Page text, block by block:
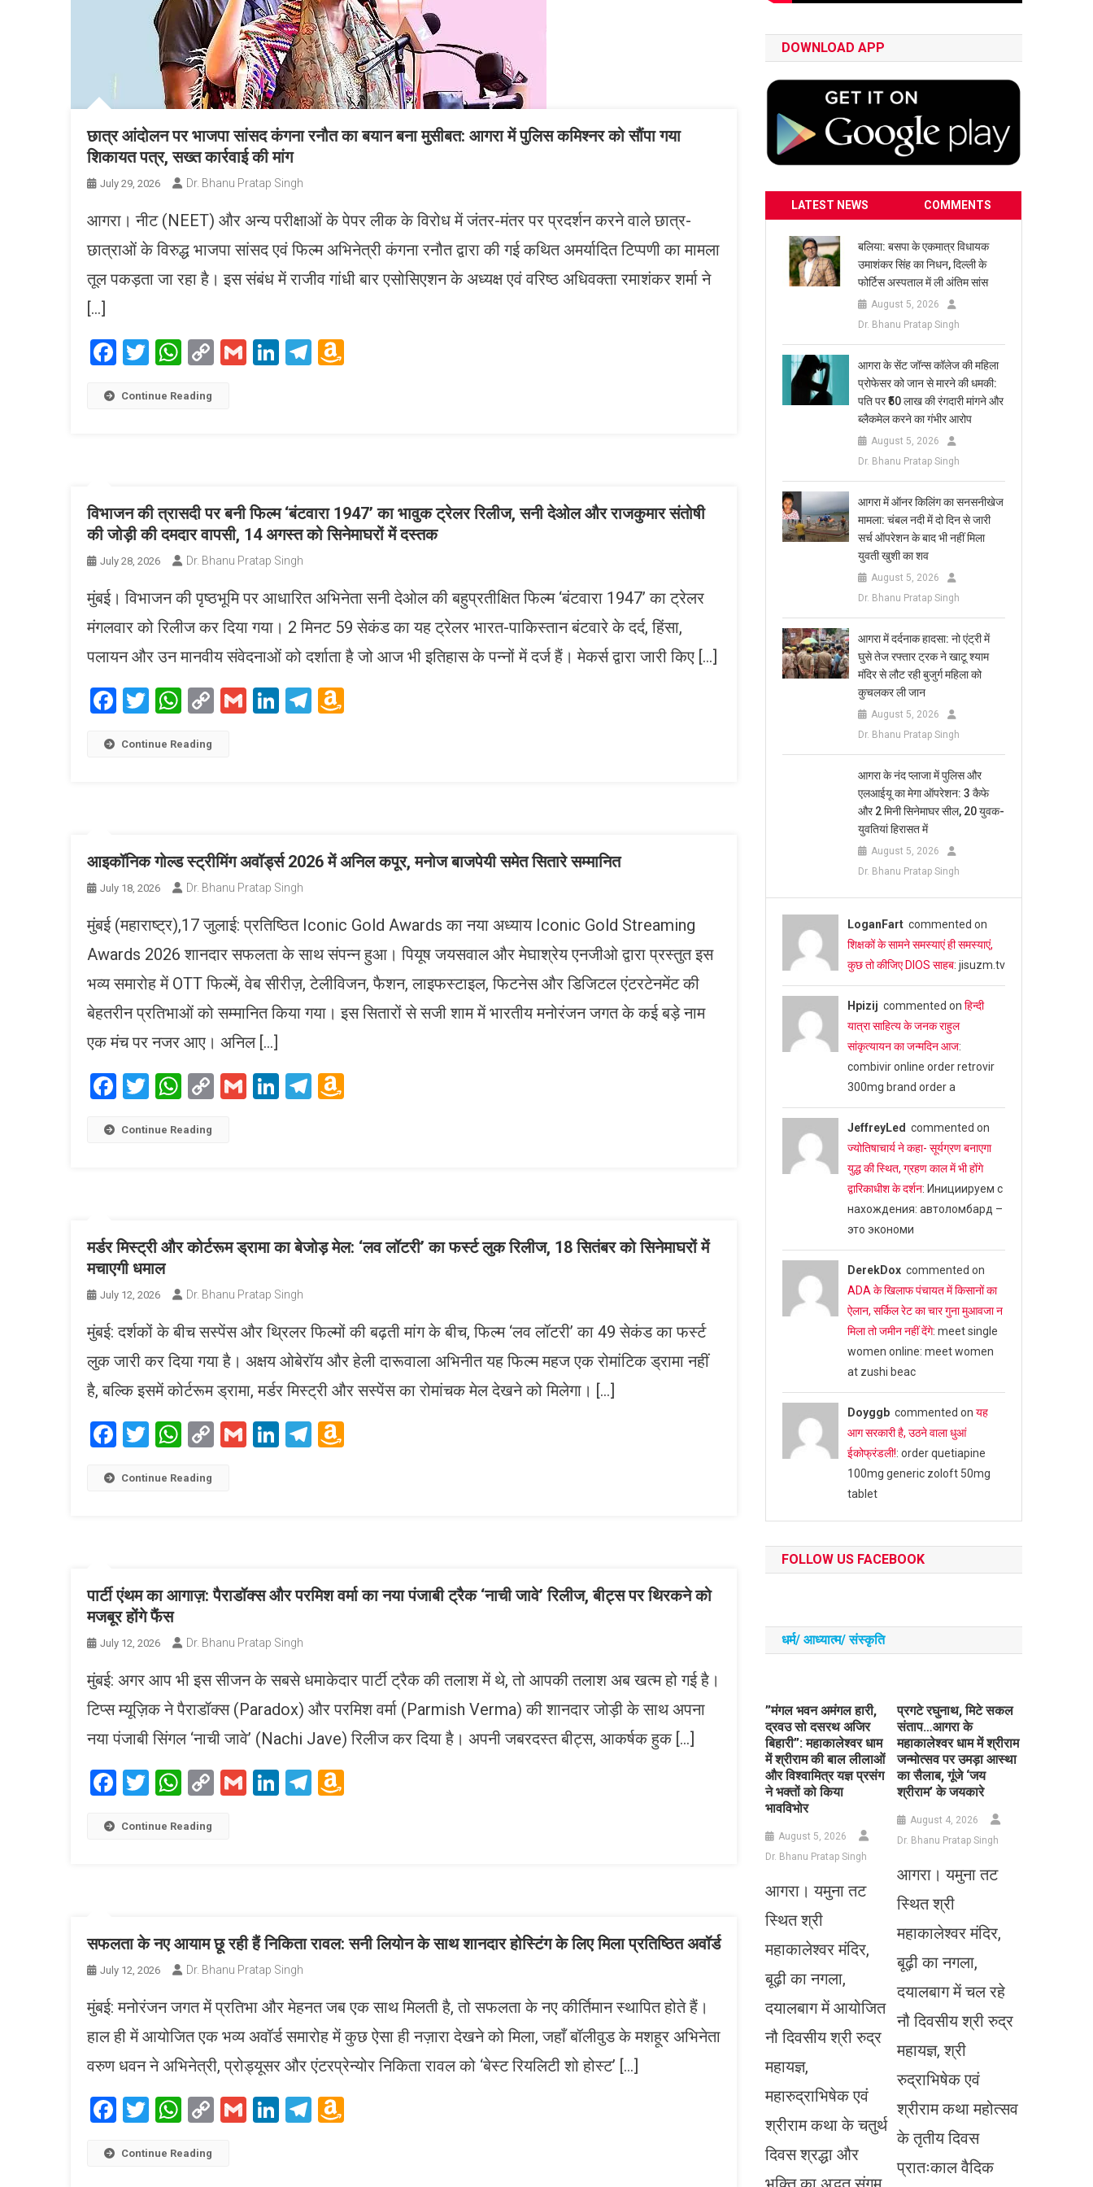
छात्र आंदोलन पर भाजपा सांसद कंगना रनौत का बयान बना मुसीबत: आगरा में पुलिस कमिश्नर को सौंपा गया
शिकायत पत्र, सख्त कार्रवाई की मांग
July 29, 2026 Dr. Bhanu Pratap Singh
आगरा। नीट (NEET) और अन्य परीक्षाओं के पेपर लीक के विरोध में जंतर-मंतर पर प्रदर्शन करने वाले छात्र-
छात्राओं के विरुद्ध भाजपा सांसद एवं फिल्म अभिनेत्री कंगना रनौत द्वारा की गई कथित अमर्यादित टिप्पणी का मामला
तूल पकड़ता जा रहा है। इस संबंध में राजीव गांधी बार एसोसिएशन के अध्यक्ष एवं वरिष्ठ अधिवक्ता रमाशंकर शर्मा ने
[…]
Facebook
Twitter
WhatsApp
CopyGmailLinkedIn
Telegram
Continue Reading
विभाजन की त्रासदी पर बनी फिल्म ‘बंटवारा 1947’ का भावुक ट्रेलर रिलीज, सनी देओल और राजकुमार संतोषी
की जोड़ी की दमदार वापसी, 14 अगस्त को सिनेमाघरों में दस्तक
July 28, 2026 Dr. Bhanu Pratap Singh
मुंबई। विभाजन की पृष्ठभूमि पर आधारित अभिनेता सनी देओल की बहुप्रतीक्षित फिल्म ‘बंटवारा 1947’ का ट्रेलर
मंगलवार को रिलीज कर दिया गया। 2 मिनट 59 सेकंड का यह ट्रेलर भारत-पाकिस्तान बंटवारे के दर्द, हिंसा,
पलायन और उन मानवीय संवेदनाओं को दर्शाता है जो आज भी इतिहास के पन्नों में दर्ज हैं। मेकर्स द्वारा जारी किए […]
Facebook
Twitter
WhatsApp
CopyGmailLinkedIn
Telegram
Continue Reading
आइकॉनिक गोल्ड स्ट्रीमिंग अवॉर्ड्स 2026 में अनिल कपूर, मनोज बाजपेयी समेत सितारे सम्मानित
July 18, 2026 Dr. Bhanu Pratap Singh
मुंबई (महाराष्ट्र),17 जुलाई: प्रतिष्ठित Iconic Gold Awards का नया अध्याय Iconic Gold Streaming
Awards 2026 शानदार सफलता के साथ संपन्न हुआ। पियूष जयसवाल और मेघाश्रेय एनजीओ द्वारा प्रस्तुत इस
भव्य समारोह में OTT फिल्में, वेब सीरीज़, टेलीविजन, फैशन, लाइफस्टाइल, फिटनेस और डिजिटल एंटरटेनमेंट की
बेहतरीन प्रतिभाओं को सम्मानित किया गया। इस सितारों से सजी शाम में भारतीय मनोरंजन जगत के कई बड़े नाम
एक मंच पर नजर आए। अनिल […]
Facebook
Twitter
WhatsApp
CopyGmailLinkedIn
Telegram
Continue Reading
मर्डर मिस्ट्री और कोर्टरूम ड्रामा का बेजोड़ मेल: ‘लव लॉटरी’ का फर्स्ट लुक रिलीज, 18 सितंबर को सिनेमाघरों में
मचाएगी धमाल
July 12, 2026 Dr. Bhanu Pratap Singh
मुंबई: दर्शकों के बीच सस्पेंस और थ्रिलर फिल्मों की बढ़ती मांग के बीच, फिल्म ‘लव लॉटरी’ का 49 सेकंड का फर्स्ट
लुक जारी कर दिया गया है। अक्षय ओबेरॉय और हेली दारूवाला अभिनीत यह फिल्म महज एक रोमांटिक ड्रामा नहीं
है, बल्कि इसमें कोर्टरूम ड्रामा, मर्डर मिस्ट्री और सस्पेंस का रोमांचक मेल देखने को मिलेगा। […]
Facebook
Twitter
WhatsApp
CopyGmailLinkedIn
Telegram
Continue Reading
पार्टी एंथम का आगाज़: पैराडॉक्स और परमिश वर्मा का नया पंजाबी ट्रैक ‘नाची जावे’ रिलीज, बीट्स पर थिरकने को
मजबूर होंगे फैंस
July 12, 2026 Dr. Bhanu Pratap Singh
मुंबई: अगर आप भी इस सीजन के सबसे धमाकेदार पार्टी ट्रैक की तलाश में थे, तो आपकी तलाश अब खत्म हो गई है।
टिप्स म्यूज़िक ने पैराडॉक्स (Paradox) और परमिश वर्मा (Parmish Verma) की शानदार जोड़ी के साथ अपना
नया पंजाबी सिंगल ‘नाची जावे’ (Nachi Jave) रिलीज कर दिया है। अपनी जबरदस्त बीट्स, आकर्षक हुक […]
Facebook
Twitter
WhatsApp
CopyGmailLinkedIn
Telegram
Continue Reading
सफलता के नए आयाम छू रही हैं निकिता रावल: सनी लियोन के साथ शानदार होस्टिंग के लिए मिला प्रतिष्ठित अवॉर्ड
July 12, 2026 Dr. Bhanu Pratap Singh
मुंबई: मनोरंजन जगत में प्रतिभा और मेहनत जब एक साथ मिलती है, तो सफलता के नए कीर्तिमान स्थापित होते हैं।
हाल ही में आयोजित एक भव्य अवॉर्ड समारोह में कुछ ऐसा ही नज़ारा देखने को मिला, जहाँ बॉलीवुड के मशहूर अभिनेता
वरुण धवन ने अभिनेत्री, प्रोड्यूसर और एंटरप्रेन्योर निकिता रावल को ‘बेस्ट रियलिटी शो होस्ट’ […]
Facebook
Twitter
WhatsApp
CopyGmailLinkedIn
Telegram
Continue Reading
DOWNLOAD APP
LATEST NEWS COMMENTS
बलिया: बसपा के एकमात्र विधायक
उमाशंकर सिंह का निधन, दिल्ली के
फोर्टिस अस्पताल में ली अंतिम सांस
August 5, 2026
Dr. Bhanu Pratap Singh
आगरा के सेंट जॉन्स कॉलेज की महिला
प्रोफेसर को जान से मारने की धमकी:
पति पर ₹50 लाख की रंगदारी मांगने और
ब्लैकमेल करने का गंभीर आरोप
August 5, 2026
Dr. Bhanu Pratap Singh
आगरा में ऑनर किलिंग का सनसनीखेज
मामला: चंबल नदी में दो दिन से जारी
सर्च ऑपरेशन के बाद भी नहीं मिला
युवती खुशी का शव
August 5, 2026
Dr. Bhanu Pratap Singh
आगरा में दर्दनाक हादसा: नो एंट्री में
घुसे तेज रफ्तार ट्रक ने खाटू श्याम
मंदिर से लौट रही बुजुर्ग महिला को
कुचलकर ली जान
August 5, 2026
Dr. Bhanu Pratap Singh
आगरा के नंद प्लाजा में पुलिस और
एलआईयू का मेगा ऑपरेशन: 3 कैफे
और 2 मिनी सिनेमाघर सील, 20 युवक-
युवतियां हिरासत में
August 5, 2026
Dr. Bhanu Pratap Singh
LoganFartcommented on
शिक्षकों के सामने समस्याएं ही समस्याएं,
कुछ तो कीजिए DIOS साहब: jisuzm.tv
Hpizij commented on हिन्दी
यात्रा साहित्य के जनक राहुल
सांकृत्यायन का जन्‍मदिन आज:
combivir online order retrovir
300mg brand order a
JeffreyLed commented on
ज्योतिषाचार्य ने कहा- सूर्यग्रण बनाएगा
युद्ध की स्थित, ग्रहण काल में भी होंगे
द्वारिकाधीश के दर्शन: Инициируем с
нахождения: автоломбард –
это экономи
DerekDoxcommented on
ADA के खिलाफ पंचायत में किसानों का
ऐलान, सर्किल रेट का चार गुना मुआवजा न
मिला तो जमीन नहीं देंगे: meet single
women online: meet women
at zushi beac
Doyggbcommented on यह
आग सरकारी है, उठने वाला धुआं
ईकोफ्रंडली!: order quetiapine
100mg generic zoloft 50mg
tablet
FOLLOW US FACEBOOK
धर्म/ आध्‍यात्‍म/ संस्‍कृति
​”मंगल भवन अमंगल हारी,
द्रवउ सो दसरथ अजिर
बिहारी”: महाकालेश्वर धाम
में श्रीराम की बाल लीलाओं
और विश्वामित्र यज्ञ प्रसंग
ने भक्तों को किया
भावविभोर
August 5, 2026
Dr. Bhanu Pratap Singh
आगरा। यमुना तट
स्थित श्री
महाकालेश्वर मंदिर,
बूढ़ी का नगला,
दयालबाग में आयोजित
नौ दिवसीय श्री रुद्र
महायज्ञ,
महारुद्राभिषेक एवं
श्रीराम कथा के चतुर्थ
दिवस श्रद्धा और
प्रगटे रघुनाथ, मिटे सकल
संताप…आगरा के
महाकालेश्वर धाम में श्रीराम
जन्मोत्सव पर उमड़ा आस्था
का सैलाब, गूंजे ‘जय
श्रीराम’ के जयकारे
August 4, 2026
Dr. Bhanu Pratap Singh
आगरा। यमुना तट
स्थित श्री
महाकालेश्वर मंदिर,
बूढ़ी का नगला,
दयालबाग में चल रहे
नौ दिवसीय श्री रुद्र
महायज्ञ, श्री
रुद्राभिषेक एवं
श्रीराम कथा महोत्सव
के तृतीय दिवस
प्रातःकाल वैदिक